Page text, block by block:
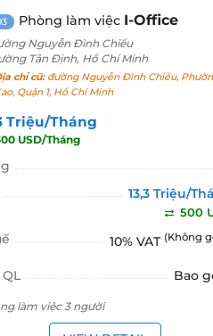
Phòng làm việc I-Office
Nguyễn Đình Chiểu
Tân Định, Hồ Chí Minh
chỉ cũ:đường Nguyễn Đình Chiểu,
Quận 1, Hồ Chí Minh
Triệu/Tháng
USD/Tháng
13,3 Triệu/
500
10% VAT (Không
Bao
làm việc 3 người